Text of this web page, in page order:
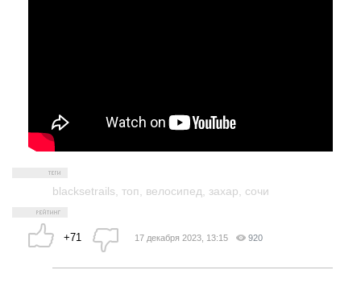
blacksetrails топ велосипед захар сочи
+71 17 декабря 2023, 13:15 920